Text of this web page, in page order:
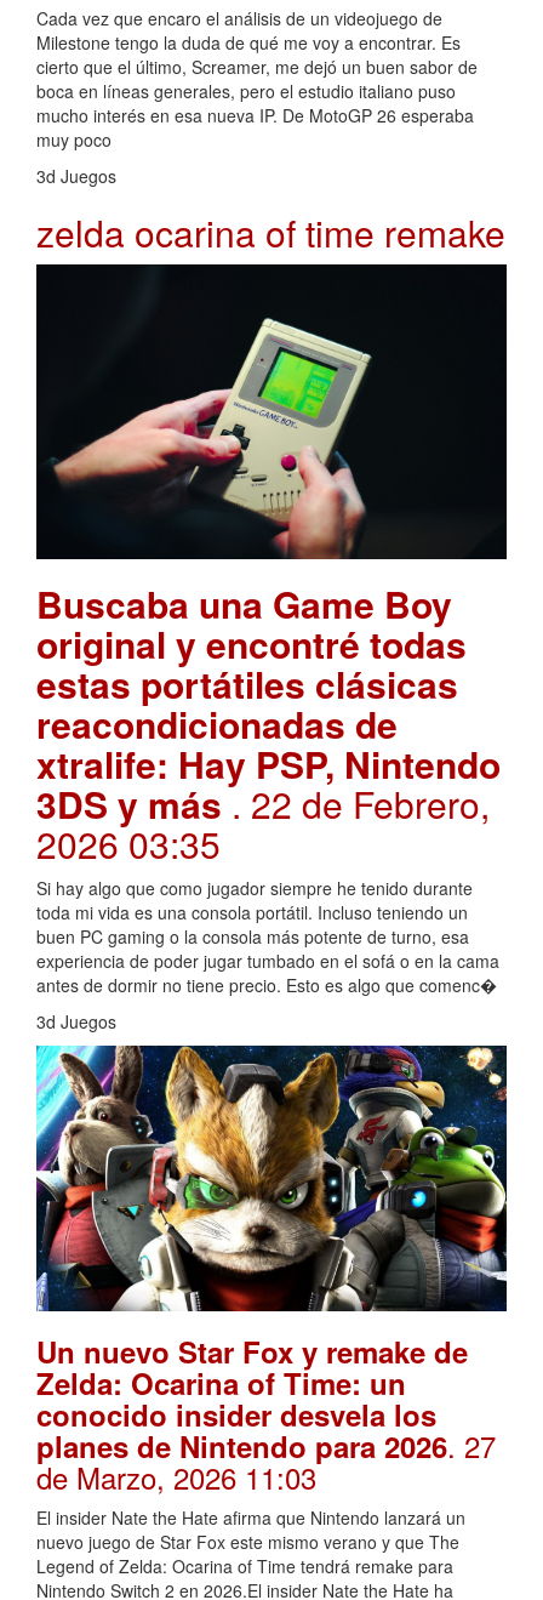
Cada vez que encaro el análisis de un videojuego de
Milestone tengo la duda de qué me voy a encontrar. Es
cierto que el último, Screamer, me dejó un buen sabor de
boca en líneas generales, pero el estudio italiano puso
mucho interés en esa nueva IP. De MotoGP 26 esperaba
muy poco
3d Juegos
zelda ocarina of time remake
Buscaba una Game Boy
original y encontré todas
estas portátiles clásicas
reacondicionadas de
xtralife: Hay PSP, Nintendo
3DS y más. 22 de Febrero,
2026 03:35
Si hay algo que como jugador siempre he tenido durante
toda mi vida es una consola portátil. Incluso teniendo un
buen PC gaming o la consola más potente de turno, esa
experiencia de poder jugar tumbado en el sofá o en la cama
antes de dormir no tiene precio. Esto es algo que comenc�
3d Juegos
Un nuevo Star Fox y remake de
Zelda: Ocarina of Time: un
conocido insider desvela los
planes de Nintendo para 2026. 27
de Marzo, 2026 11:03
El insider Nate the Hate afirma que Nintendo lanzará un
nuevo juego de Star Fox este mismo verano y que The
Legend of Zelda: Ocarina of Time tendrá remake para
Nintendo Switch 2 en 2026.El insider Nate the Hate ha